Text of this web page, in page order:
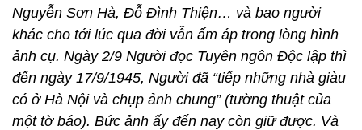
Nguyễn Sơn Hà, Đỗ Đình Thiện… và bao người
khác cho tới lúc qua đời vẫn ấm áp trong lòng hình
ảnh cụ. Ngày 2/9 Người đọc Tuyên ngôn Độc lập thì
đến ngày 17/9/1945, Người đã “tiếp những nhà giàu
có ở Hà Nội và chụp ảnh chung” (tường thuật của
một tờ báo). Bức ảnh ấy đến nay còn giữ được. Và